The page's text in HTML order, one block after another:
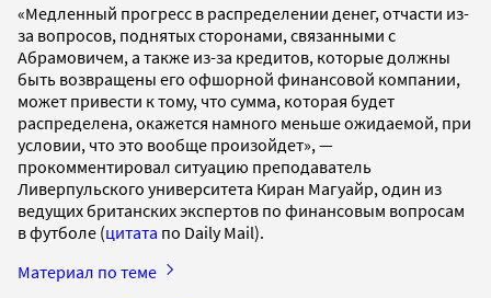
«Медленный прогресс в распределении денег, отчасти из-
за вопросов, поднятых сторонами, связанными с
Абрамовичем, а также из-за кредитов, которые должны
быть возвращены его офшорной финансовой компании,
может привести к тому, что сумма, которая будет
распределена, окажется намного меньше ожидаемой, при
условии, что это вообще произойдет», —
прокомментировал ситуацию преподаватель
Ливерпульского университета Киран Магуайр, один из
ведущих британских экспертов по финансовым вопросам
в футболе (цитата по Daily Mail).
Материал по теме